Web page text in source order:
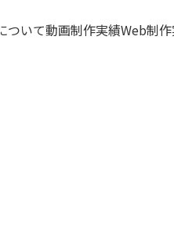
ついて動画制作実績Web制